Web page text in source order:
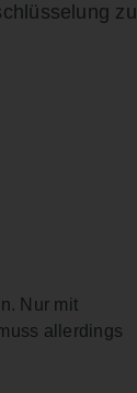
zu
Nur mit
allerdings